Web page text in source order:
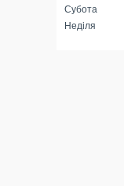
Субота
Неділя